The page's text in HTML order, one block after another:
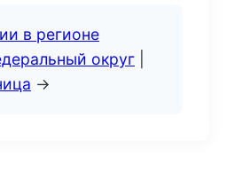
в регионе
округ
→